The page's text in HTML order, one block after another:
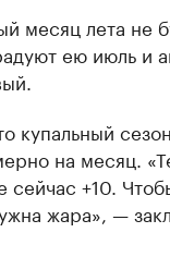
месяц лета не
ею июль и
купальный
на месяц.
сейчас +10.
жара», —